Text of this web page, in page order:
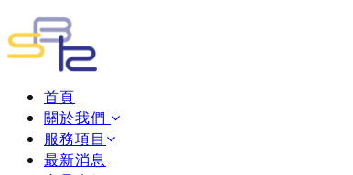
首頁
關於我們
服務項目
最新消息